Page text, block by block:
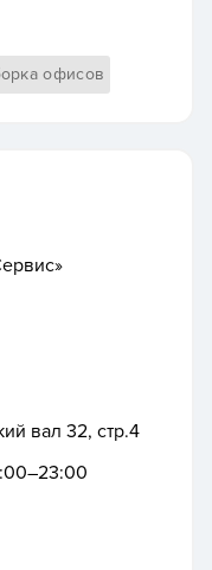
офисов
вал 32, стр.4